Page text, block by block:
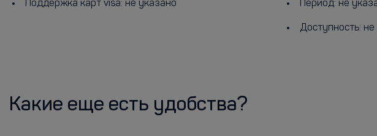
Поддержка карт visa: не указано Период: не
Доступность: не
Какие еще есть удобства?